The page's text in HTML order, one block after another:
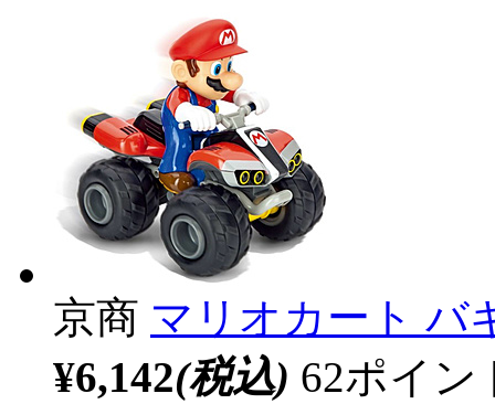
京商 マリオカート バ
¥6,142(税込) 62ポイ